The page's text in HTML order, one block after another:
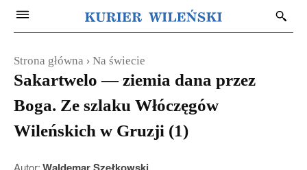
Strona główna Na świecie
Sakartwelo — ziemia dana przez
Boga. Ze szlaku Włóczęgów
Wileńskich w Gruzji (1)
Autor: